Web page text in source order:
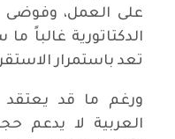
على العمل، وفوضى
الدكتاتورية غالباً
تعد باستمرار
ورغم ما قد يعتقد
العربية لا يدعم